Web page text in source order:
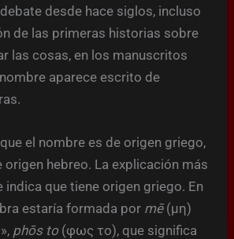
desde hace siglos, incluso
de las primeras historias sobre
las cosas, en los manuscritos
aparece escrito de
el nombre es de origen griego,
hebreo. La explicación más
indica que tiene origen griego. En
estaría formada por mē(μη)
phōs to (φως το), que significa